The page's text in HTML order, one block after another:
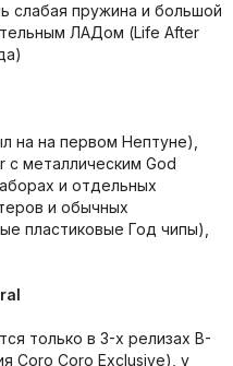
слабая пружина и большой
ЛАДом (Life After
на на первом Нептуне),
с металлическим God
и отдельных
и обычных
пластиковые Год чипы),
только в 3-х релизах B-
Coro Coro Exclusive), у